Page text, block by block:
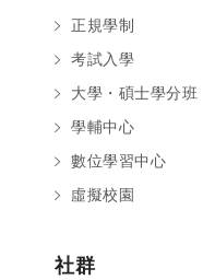
正規學制
考試入學
大學・碩士學分班
學輔中心
數位學習中心
虛擬校園
社群